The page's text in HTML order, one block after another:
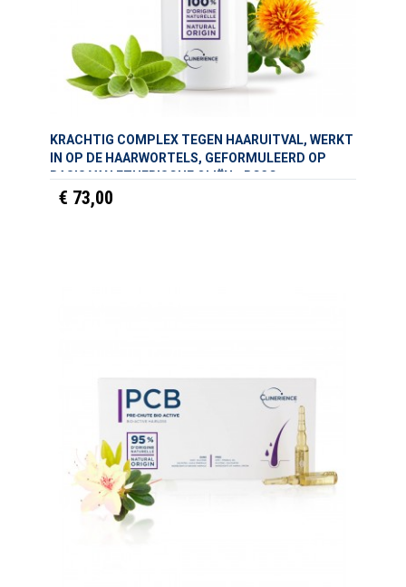
KRACHTIG COMPLEX TEGEN HAARUITVAL, WERKT
IN OP DE HAARWORTELS, GEFORMULEERD OP
BASIS VAN ETHERISCHE OLIËN - RC3C
€ 73,00